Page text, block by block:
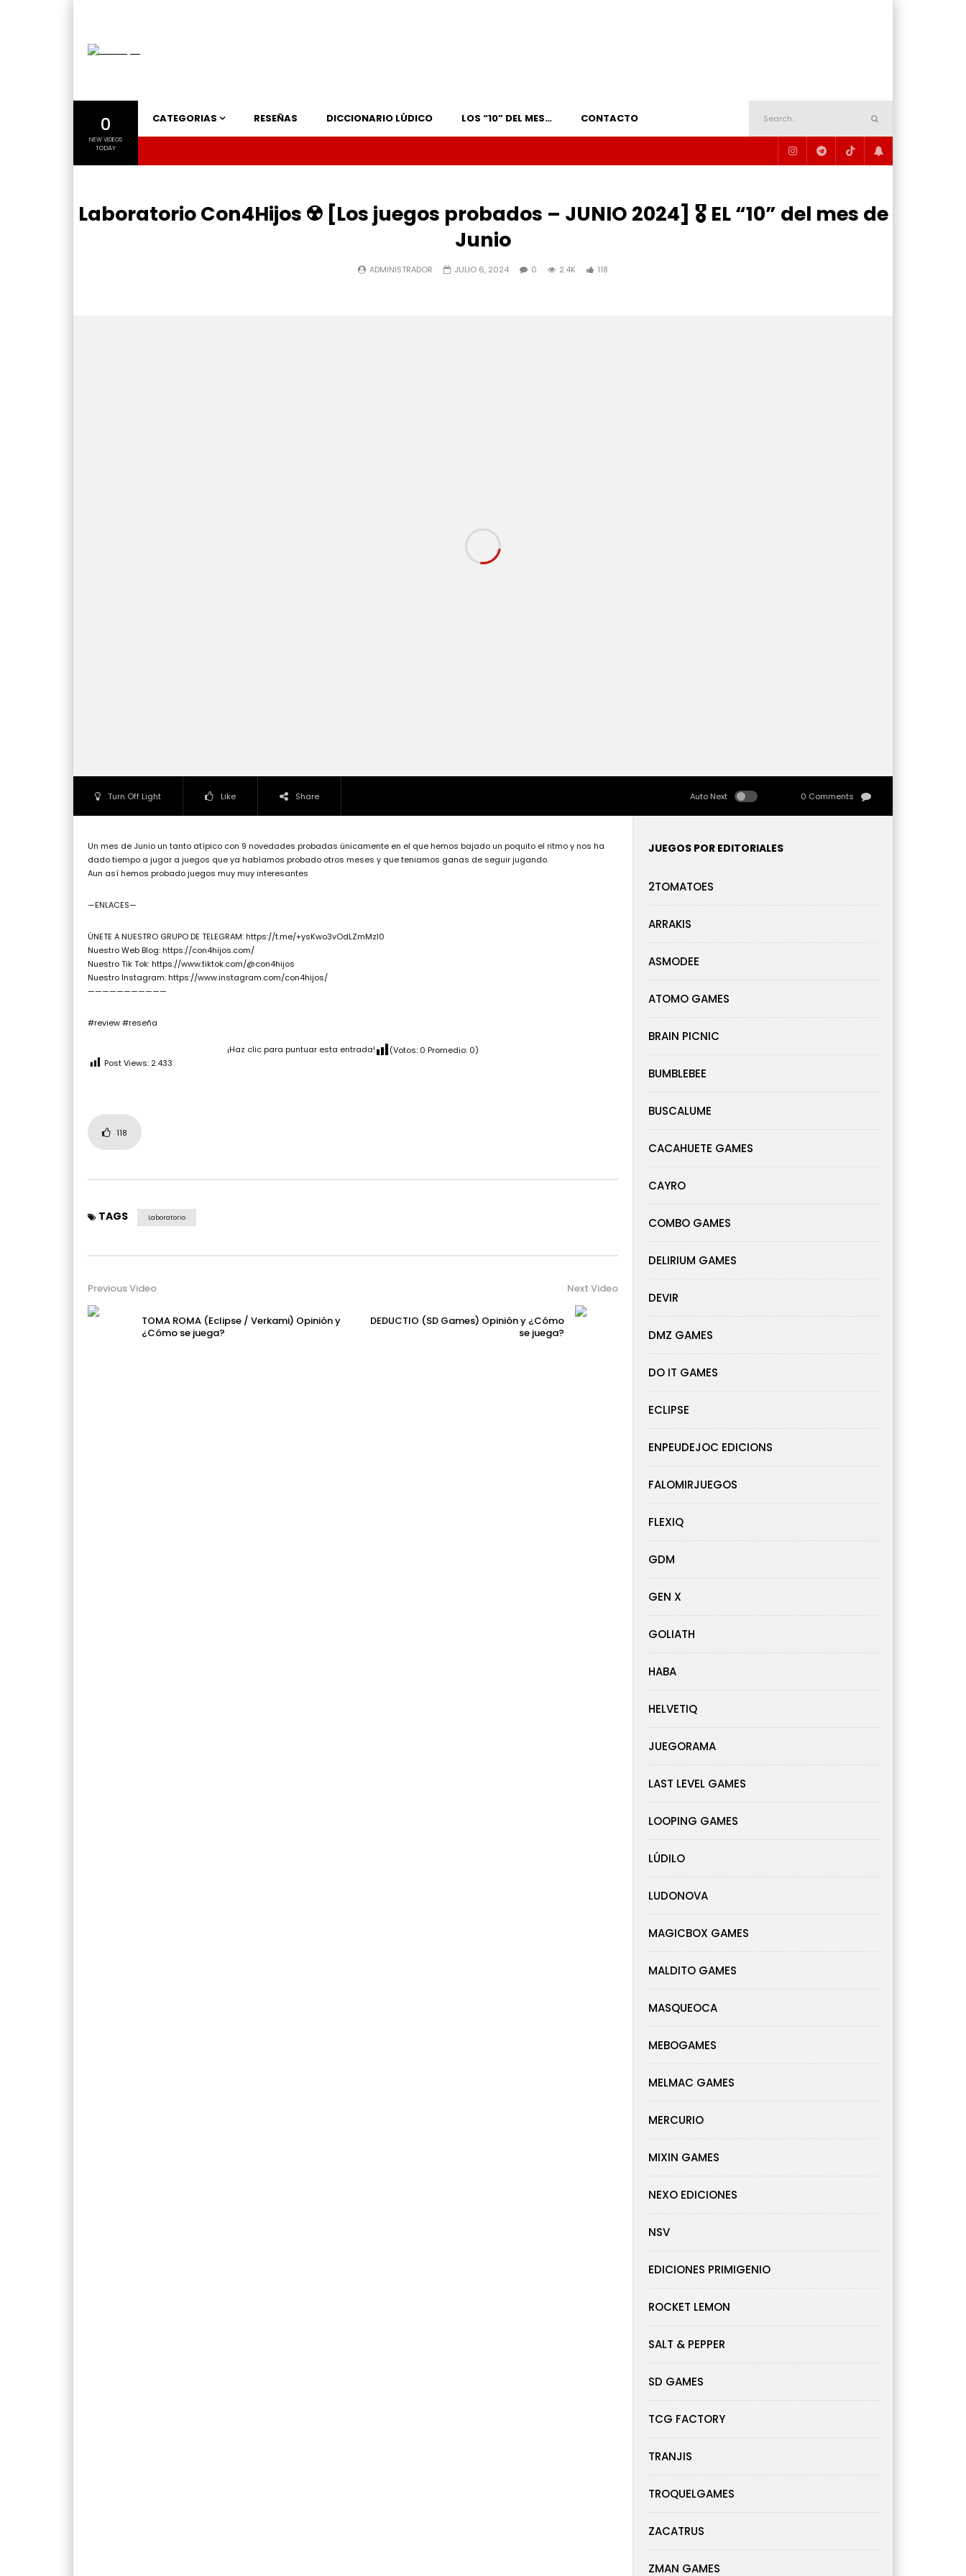
0
NEW VIDEOS
TODAY
CATEGORIAS RESEÑAS DICCIONARIO LÚDICO LOS “10” DEL MES… CONTACTO
Laboratorio Con4Hijos ☢️ [Los juegos probados – JUNIO 2024] 🎖️ EL “10” del mes de
Junio
ADMINISTRADOR JULIO 6, 2024 0 2.4K 118
Turn Off Light Like Share Auto Next 0 Comments
Un mes de Junio un tanto atípico con 9 novedades probadas únicamente en el que hemos bajado un poquito el ritmo y nos ha
dado tiempo a jugar a juegos que ya habíamos probado otros meses y que teniamos ganas de seguir jugando.
Aun así hemos probado juegos muy muy interesantes
—ENLACES—
ÚNETE A NUESTRO GRUPO DE TELEGRAM: https://t.me/+ysKwo3vOdLZmMzI0
Nuestro Web Blog: https://con4hijos.com/
Nuestro Tik Tok: https://www.tiktok.com/@con4hijos
Nuestro Instagram: https://www.instagram.com/con4hijos/
———————————
#review #reseña
¡Haz clic para puntuar esta entrada! (Votos: 0 Promedio: 0)
Post Views: 2.433
118
TAGS Laboratorio
Previous Video
TOMA ROMA (Eclipse / Verkami) Opinión y
¿Cómo se juega?
Next Video
DEDUCTIO (SD Games) Opinión y ¿Cómo
se juega?
JUEGOS POR EDITORIALES
2TOMATOES
ARRAKIS
ASMODEE
ATOMO GAMES
BRAIN PICNIC
BUMBLEBEE
BUSCALUME
CACAHUETE GAMES
CAYRO
COMBO GAMES
DELIRIUM GAMES
DEVIR
DMZ GAMES
DO IT GAMES
ECLIPSE
ENPEUDEJOC EDICIONS
FALOMIRJUEGOS
FLEXIQ
GDM
GEN X
GOLIATH
HABA
HELVETIQ
JUEGORAMA
LAST LEVEL GAMES
LOOPING GAMES
LÚDILO
LUDONOVA
MAGICBOX GAMES
MALDITO GAMES
MASQUEOCA
MEBOGAMES
MELMAC GAMES
MERCURIO
MIXIN GAMES
NEXO EDICIONES
NSV
EDICIONES PRIMIGENIO
ROCKET LEMON
SALT & PEPPER
SD GAMES
TCG FACTORY
TRANJIS
TROQUELGAMES
ZACATRUS
ZMAN GAMES